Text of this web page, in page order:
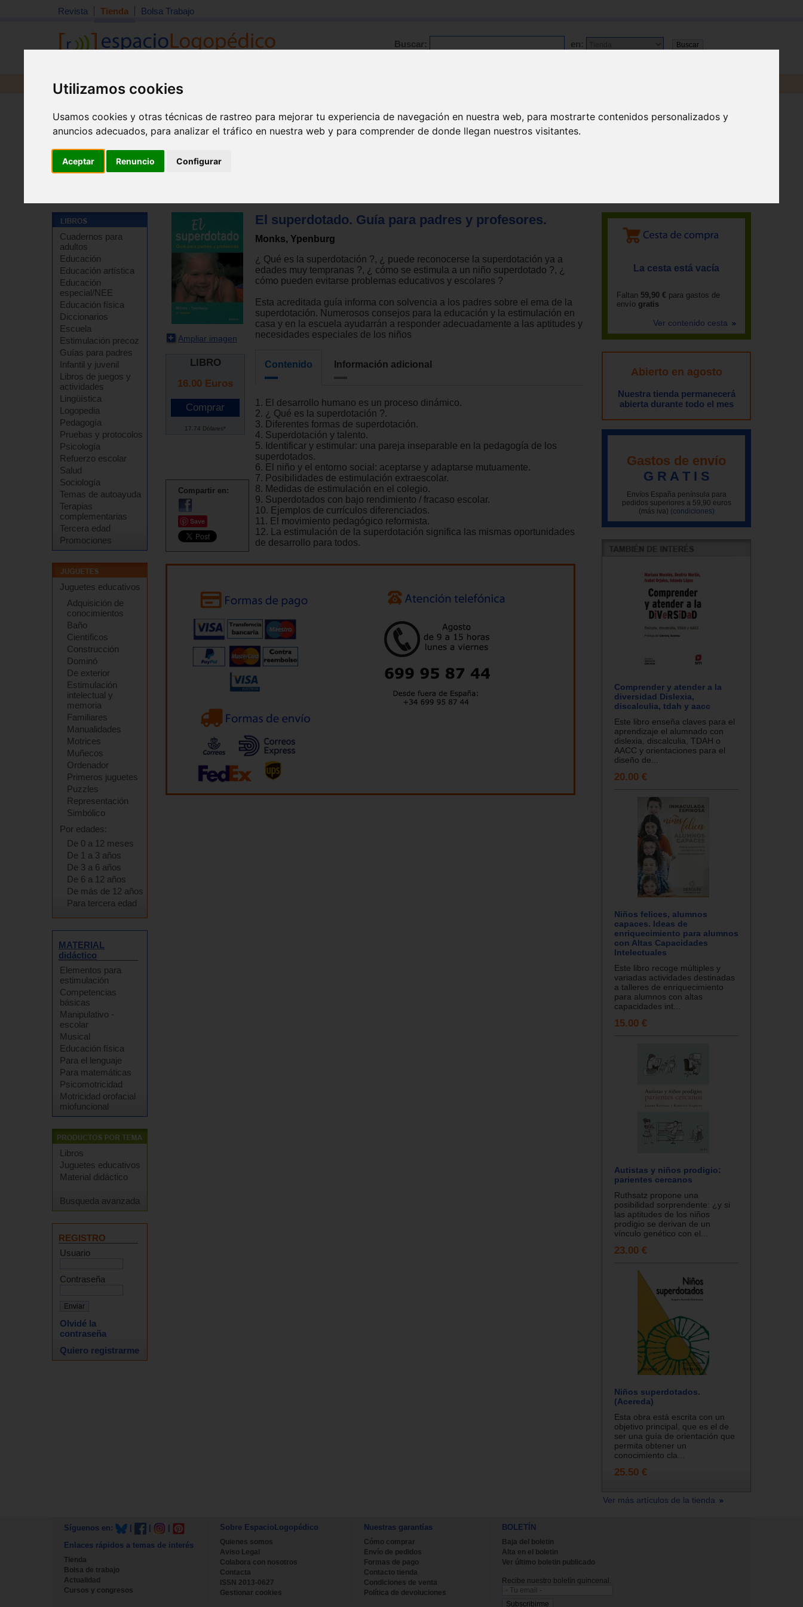
Utilizamos cookies
Usamos cookies y otras técnicas de rastreo para mejorar tu experiencia de navegación en nuestra web, para mostrarte contenidos personalizados y
anuncios adecuados, para analizar el tráfico en nuestra web y para comprender de donde llegan nuestros visitantes.
Aceptar Renuncio Configurar
Revista Tienda Bolsa Trabajo
Buscar: en:
Revista Libros Material
Cuadernos para
adultos
Educación
Educación artística
Educación
especial/NEE
Educación física
Diccionarios
Escuela
Estimulación precoz
Guías para padres
Infantil y juvenil
Libros de juegos y
actividades
Lingüística
Logopedia
Pedagogía
Pruebas y protocolos
Psicología
Refuerzo escolar
Salud
Sociología
Temas de autoayuda
Terapias
complementarias
Tercera edad
Promociones
Juguetes educativos
Adquisición de
conocimientos
Baño
Científicos
Construcción
Dominó
De exterior
Estimulación
intelectual y
memoria
Familiares
Manualidades
Motrices
Muñecos
Ordenador
Primeros juguetes
Puzzles
Representación
Simbólico
Por edades:
De 0 a 12 meses
De 1 a 3 años
De 3 a 6 años
De 6 a 12 años
De más de 12 años
Para tercera edad
MATERIAL
didáctico
Elementos para
estimulación
Competencias
básicas
Manipulativo -
escolar
Musical
Educación física
Para el lenguaje
Para matemáticas
Psicomotricidad
Motricidad orofacial
miofuncional
Libros
Juguetes educativos
Material didáctico
Busqueda avanzada
REGISTRO
Usuario
Contraseña
Olvidé la
contraseña
Quiero registrarme
Ampliar imagen
LIBRO
16.00 Euros
17.74 Dólares*
Compartir en:
Save
El superdotado. Guía para padres y profesores.
Monks, Ypenburg
¿ Qué es la superdotación ?, ¿ puede reconocerse la superdotación ya a
edades muy tempranas ?, ¿ cómo se estimula a un niño superdotado ?, ¿
cómo pueden evitarse problemas educativos y escolares ?
Esta acreditada guía informa con solvencia a los padres sobre el ema de la
superdotación. Numerosos consejos para la educación y la estimulación en
casa y en la escuela ayudarrán a responder adecuadamente a las aptitudes y
necesidades especiales de los niños
Contenido Información adicional
1. El desarrollo humano es un proceso dinámico.
2. ¿ Qué es la superdotación ?.
3. Diferentes formas de superdotación.
4. Superdotación y talento.
5. Identificar y estimular: una pareja inseparable en la pedagogía de los
superdotados.
6. El niño y el entorno social: aceptarse y adaptarse mutuamente.
7. Posibilidades de estimulación extraescolar.
8. Medidas de estimulación en el colegio.
9. Superdotados con bajo rendimiento / fracaso escolar.
10. Ejemplos de currículos diferenciados.
11. El movimiento pedagógico reformista.
12. La estimulación de la superdotación significa las mismas oportunidades
de desarrollo para todos.
La cesta está vacía
Faltan 59,90 € para gastos de
envío gratis
Ver contenido cesta
Abierto en agosto
Nuestra tienda permanecerá
abierta durante todo el mes
Gastos de envío
G R A T I S
Envíos España península para
pedidos superiores a 59,90 euros
(más iva) (condiciones)
Comprender y atender a la
diversidad Dislexia,
discalculia, tdah y aacc
Este libro enseña claves para el
aprendizaje el alumnado con
dislexia, discalculia, TDAH o
AACC y orientaciones para el
diseño de...
20.00 €
Niños felices, alumnos
capaces. Ideas de
enriquecimiento para alumnos
con Altas Capacidades
Intelectuales
Este libro recoge múltiples y
variadas actividades destinadas
a talleres de enriquecimiento
para alumnos con altas
capacidades int...
15.00 €
Autistas y niños prodigio:
parientes cercanos
Ruthsatz propone una
posibilidad sorprendente: ¿y si
las aptitudes de los niños
prodigio se derivan de un
vínculo genético con el...
23.00 €
Niños superdotados.
(Acereda)
Esta obra está escrita con un
objetivo principal, que es el de
ser una guía de orientación que
permita obtener un
conocimiento cla...
25.50 €
Ver más artículos de la tienda
Síguenos en:
Enlaces rápidos a temas de interés
Tienda
Bolsa de trabajo
Actualidad
Cursos y congresos
Sobre EspacioLogopédico
Quienes somos
Aviso Legal
Colabora con nosotros
Contacta
ISSN 2013-0627
Gestionar cookies
Nuestras garantías
Cómo comprar
Envío de pedidos
Formas de pago
Contacto tienda
Condiciones de venta
Política de devoluciones
BOLETÍN
Baja del boletin
Alta en el boletin
Ver último boletin publicado
Recibe nuestro boletín quincenal.